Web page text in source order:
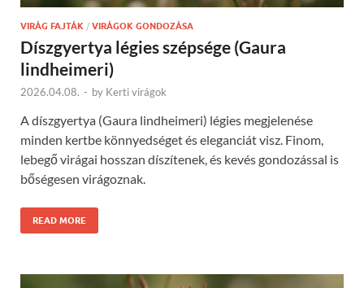
VIRÁG FAJTÁK / VIRÁGOK GONDOZÁSA
Díszgyertya légies szépsége (Gaura
lindheimeri)
2026.04.08. - by Kerti virágok
A díszgyertya (Gaura lindheimeri) légies megjelenése
minden kertbe könnyedséget és eleganciát visz. Finom,
lebegő virágai hosszan díszítenek, és kevés gondozással is
bőségesen virágoznak.
READ MORE